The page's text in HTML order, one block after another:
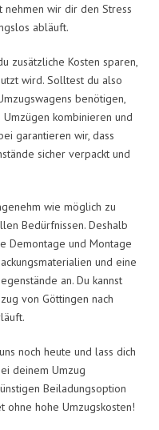
wir dir den Stress
abläuft.
zusätzliche Kosten sparen,
wird. Solltest du also
benötigen,
kombinieren und
garantieren wir, dass
sicher verpackt und
wie möglich zu
Bedürfnissen. Deshalb
Demontage und Montage
und eine
an. Du kannst
von Göttingen nach
noch heute und lass dich
deinem Umzug
Beiladungsoption
ohne hohe Umzugskosten!